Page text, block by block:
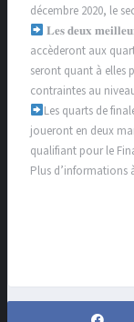
décembre 2020, le
𝐋𝐞𝐬 𝐝𝐞𝐮𝐱
accèderont aux
seront quant à elles
contraintes au
Les quarts de
joueront en deux
qualifiant pour le
Plus d’informations